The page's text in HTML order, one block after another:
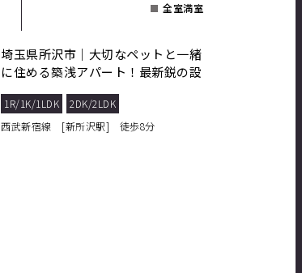
全室満室
埼玉県所沢市｜大切なペットと一緒
に住める築浅アパート！最新鋭の設
1R/1K/1LDK
2DK/2LDK
西武新宿線 [新所沢駅] 徒歩8分